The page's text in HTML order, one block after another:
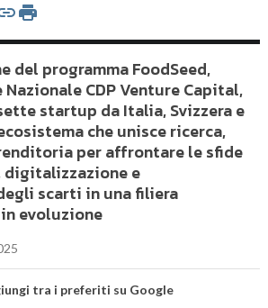
del programma FoodSeed,
CDP Venture Capital,
startup da Italia, Svizzera e
che unisce ricerca,
per affrontare le sfide
e
scarti in una filiera
evoluzione
tra i preferiti su Google